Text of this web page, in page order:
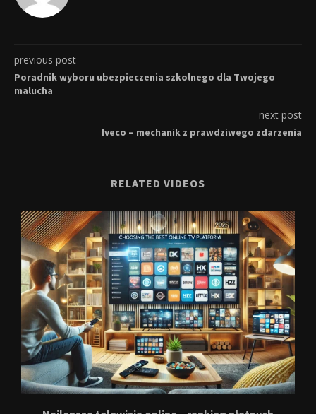
previous post
Poradnik wyboru ubezpieczenia szkolnego dla Twojego
malucha
next post
Iveco – mechanik z prawdziwego zdarzenia
RELATED VIDEOS